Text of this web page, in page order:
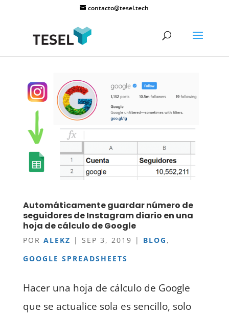
contacto@tesel.tech
Automáticamente guardar número de
seguidores de Instagram diario en una
hoja de cálculo de Google
POR ALEKZ | SEP 3, 2019 | BLOG ,
GOOGLE SPREADSHEETS
Hacer una hoja de cálculo de Google
que se actualice sola es sencillo, solo